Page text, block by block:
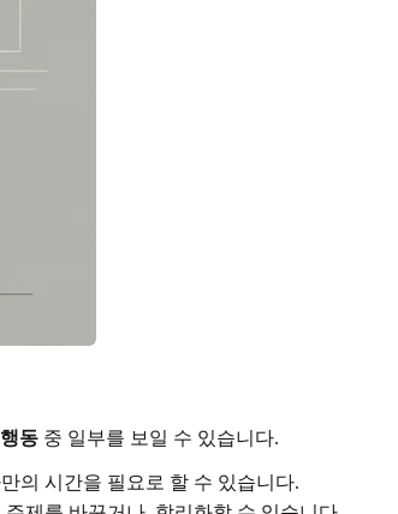
동 중 일부를 보일 수 있습니다.
의 시간을 필요로 할 수 있습니다.